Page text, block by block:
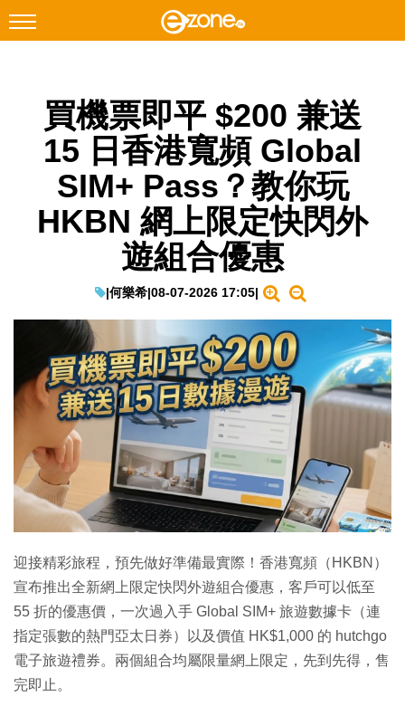
Facebook Instagram
科技焦點
網絡生活
遊戲動漫
IT Times
生成式AI與雲端應用
Enterprise Digital Transformation
買機票即平 $200 兼送
15 日香港寬頻 Global
SIM+ Pass？教你玩
HKBN 網上限定快閃外
遊組合優惠
|何樂希|08-07-2026 17:05|
迎接精彩旅程，預先做好準備最實際！香港寬頻（HKBN）
宣布推出全新網上限定快閃外遊組合優惠，客戶可以低至
55 折的優惠價，一次過入手 Global SIM+ 旅遊數據卡（連
指定張數的熱門亞太日券）以及價值 HK$1,000 的 hutchgo
電子旅遊禮券。兩個組合均屬限量網上限定，先到先得，售
完即止。